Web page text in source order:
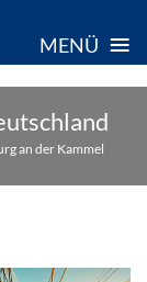
MENÜ ≡
an der Kammel